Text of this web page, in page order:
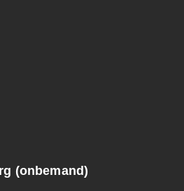
(onbemand)